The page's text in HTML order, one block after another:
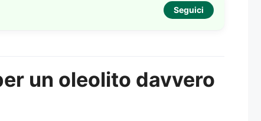
Seguici
un oleolito davvero